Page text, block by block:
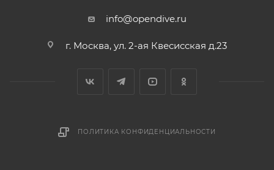
info@opendive.ru
г. Москва, ул. 2-ая Квесисская д.23
ПОЛИТИКА КОНФИДЕНЦИАЛЬНОСТИ